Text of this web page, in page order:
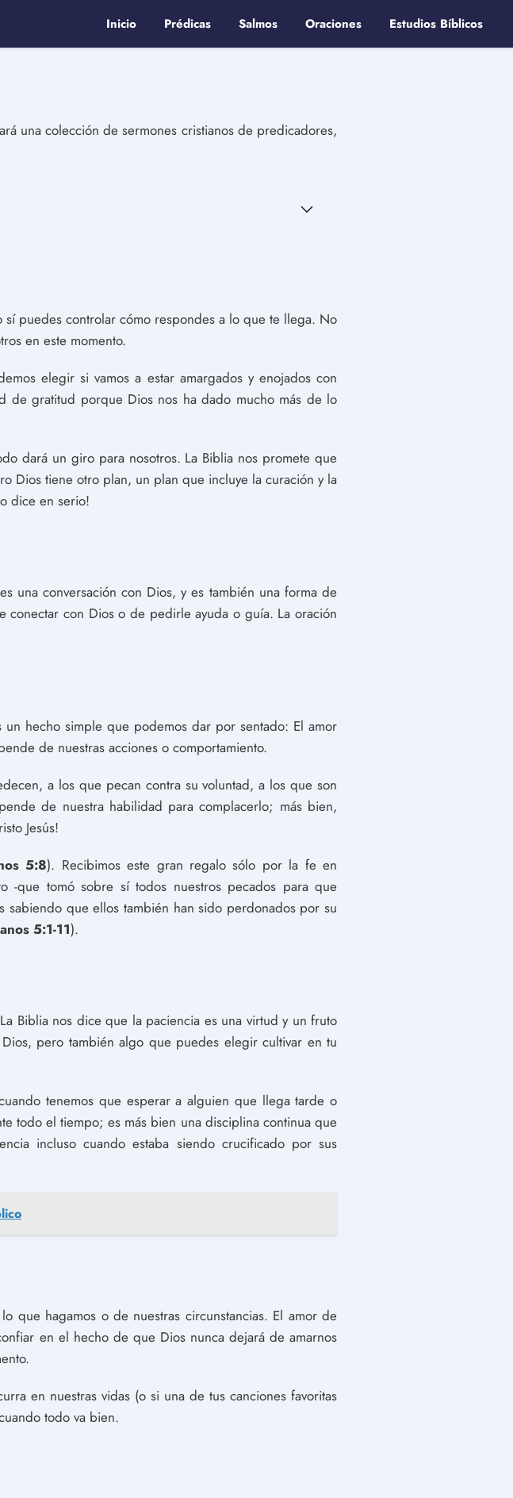
Inicio Prédicas Salmos Oraciones Estudios Bíblicos
una colección de sermones cristianos de predicadores,
puedes controlar cómo respondes a lo que te llega. No
en este momento.
elegir si vamos a estar amargados y enojados con
de gratitud porque Dios nos ha dado mucho más de lo
dará un giro para nosotros. La Biblia nos promete que
Dios tiene otro plan, un plan que incluye la curación y la
dice en serio!
una conversación con Dios, y es también una forma de
con Dios o de pedirle ayuda o guía. La oración
hecho simple que podemos dar por sentado: El amor
de nuestras acciones o comportamiento.
a los que pecan contra su voluntad, a los que son
de nuestra habilidad para complacerlo; más bien,
Jesús!
5:8). Recibimos este gran regalo sólo por la fe en
-que tomó sobre sí todos nuestros pecados para que
sabiendo que ellos también han sido perdonados por su
5:1-11).
Biblia nos dice que la paciencia es una virtud y un fruto
pero también algo que puedes elegir cultivar en tu
tenemos que esperar a alguien que llega tarde o
todo el tiempo; es más bien una disciplina continua que
incluso cuando estaba siendo crucificado por sus
que hagamos o de nuestras circunstancias. El amor de
en el hecho de que Dios nunca dejará de amarnos
en nuestras vidas (o si una de tus canciones favoritas
todo va bien.